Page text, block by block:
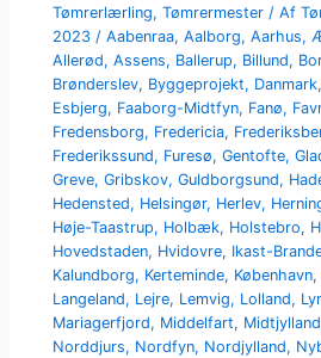
Tømrerlærling,Tømrermester / Af
2023/Aabenraa,Aalborg,Aarhus,
Allerød,Assens, Ballerup, Billund,
Brønderslev, Byggeprojekt, Danmark,
Esbjerg, Faaborg-Midtfyn, Fanø,
Fredensborg, Fredericia,
Frederikssund, Furesø,Gentofte,
Greve,Gribskov,Guldborgsund,
Hedensted, Helsingør, Herlev,
Høje-Taastrup, Holbæk, Holstebro,
Hovedstaden, Hvidovre, Ikast-
Kalundborg, Kerteminde, København,
Langeland, Lejre, Lemvig, Lolland,
Mariagerfjord, Middelfart, Midtjylland
Norddjurs, Nordfyn, Nordjylland,